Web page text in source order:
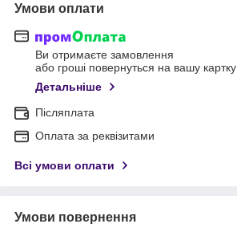
Умови оплати
Ви отримаєте замовлення
або гроші повернуться на вашу картку
Детальніше
Післяплата
Оплата за реквізитами
Всі умови оплати
Умови повернення